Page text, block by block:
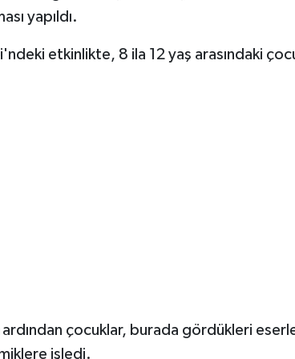
yapıldı.
etkinlikte, 8 ila 12 yaş arasındaki
çocuklar, burada gördükleri
işledi.